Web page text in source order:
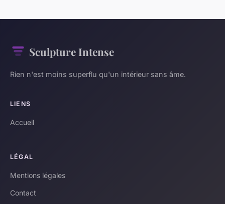
Sculpture Intense
Rien n'est moins superflu qu'un intérieur sans âme.
LIENS
Accueil
LÉGAL
Mentions légales
Contact